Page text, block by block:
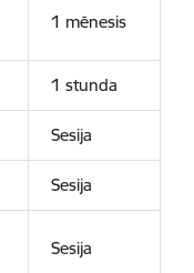
1 mēnesis
1 stunda
Sesija
Sesija
Sesija